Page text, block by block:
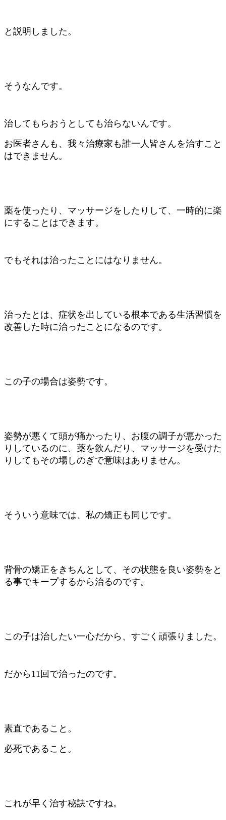
と説明しました。
そうなんです。
治してもらおうとしても治らないんです。
お医者さんも、我々治療家も誰一人皆さんを治すこと
はできません。
薬を使ったり、マッサージをしたりして、一時的に楽
にすることはできます。
でもそれは治ったことにはなりません。
治ったとは、症状を出している根本である生活習慣を
改善した時に治ったことになるのです。
この子の場合は姿勢です。
姿勢が悪くて頭が痛かったり、お腹の調子が悪かった
りしているのに、薬を飲んだり、マッサージを受けた
りしてもその場しのぎで意味はありません。
そういう意味では、私の矯正も同じです。
背骨の矯正をきちんとして、その状態を良い姿勢をと
る事でキープするから治るのです。
この子は治したい一心だから、すごく頑張りました。
だから11回で治ったのです。
素直であること。
必死であること。
これが早く治す秘訣ですね。